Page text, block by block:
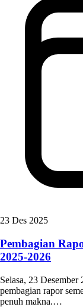
23 Des 2025
Pembagian
2025-2026
Selasa, 23
pembagian rapor
penuh makna.…